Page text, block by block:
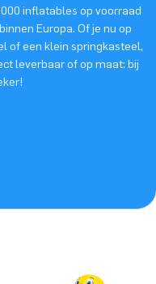
inflatables op voorraad
Europa. Of je nu op
of een klein springkasteel,
leverbaar of op maat: bij